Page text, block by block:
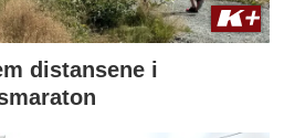
distansene i